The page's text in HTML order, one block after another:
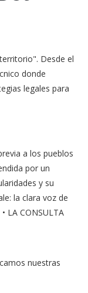
Desde el
donde
legales para
a los pueblos
por un
y su
la clara voz de
LA CONSULTA
nuestras